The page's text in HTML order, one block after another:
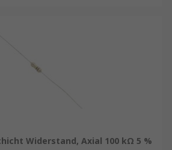
Widerstand, Axial 100 kΩ 5 %